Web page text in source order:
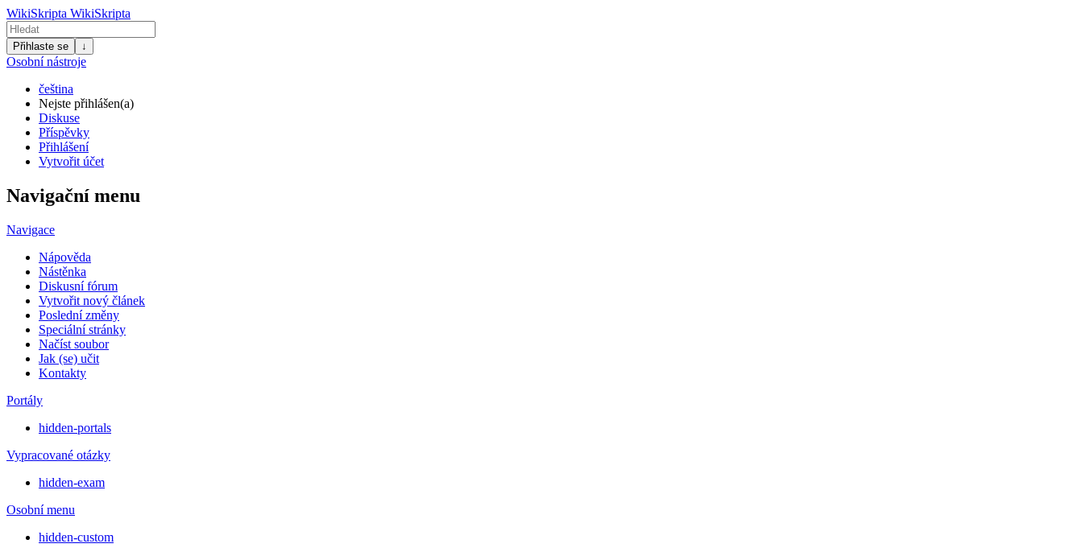
WikiSkripta WikiSkripta
Přihlaste se ↓
Osobní nástroje
čeština
Nejste přihlášen(a)
Diskuse
Příspěvky
Přihlášení
Vytvořit účet
Navigační menu
Navigace
Nápověda
Nástěnka
Diskusní fórum
Vytvořit nový článek
Poslední změny
Speciální stránky
Načíst soubor
Jak (se) učit
Kontakty
Portály
hidden-portals
Vypracované otázky
hidden-exam
Osobní menu
hidden-custom